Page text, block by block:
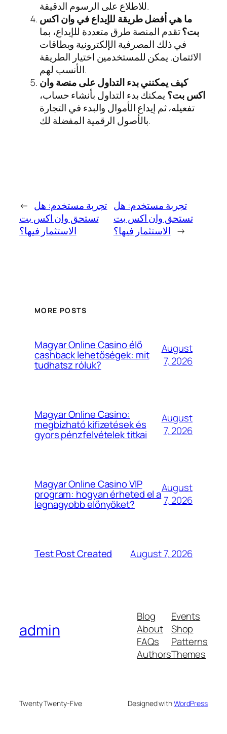
للاطلاع على الرسوم الدقيقة.
ما هي أفضل طريقة للإيداع في وان اكس
بت؟تقدم المنصة طرق متعددة للإيداع، بما
في ذلك المصرفية الإلكترونية وبطاقات
الائتمان. يمكن للمستخدمين اختيار الطريقة
الأنسب لهم.
كيف يمكنني بدء التداول على منصة وان
اكس بت؟ يمكنك بدء التداول بأنشاء حساب،
تفعيله، ثم إيداع الأموال والبدء في التجارة
بالأصول الرقمية المفضلة لك.
← تجربة مستخدم: هل
تستحق وان اكس بت
الاستثمار فيها؟
تجربة مستخدم: هل
تستحق وان اكس بت
الاستثمار فيها؟ →
MORE POSTS
Magyar Online Casino élő
cashback lehetőségek: mit
tudhatsz róluk?
August
7, 2026
Magyar Online Casino:
megbízható kifizetések és
gyors pénzfelvételek titkai
August
7, 2026
Magyar Online Casino VIP
program: hogyan érheted el a
legnagyobb előnyöket?
August
7, 2026
Test Post Created August 7, 2026
admin
Blog
About
FAQs
Authors
Events
Shop
Patterns
Themes
Twenty Twenty-Five Designed withWordPress